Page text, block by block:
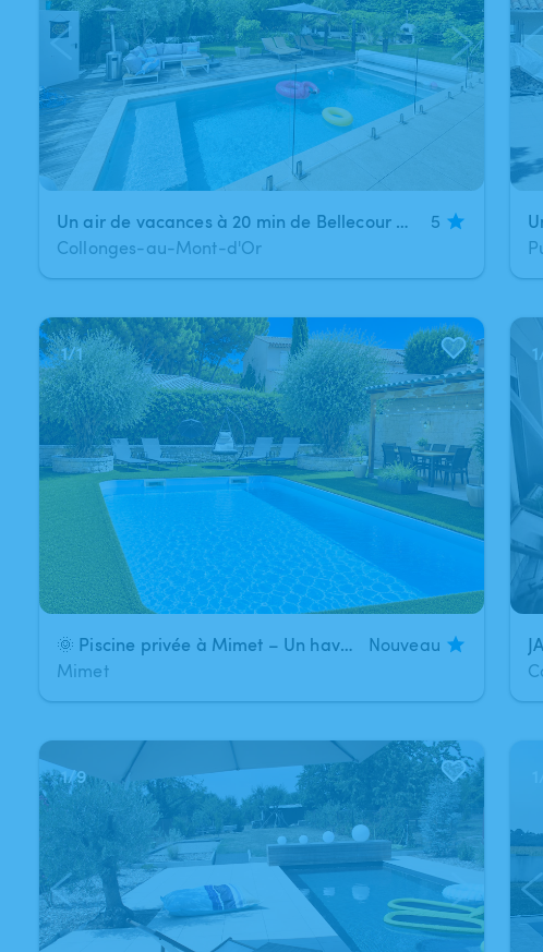
Un air de vacances à 20 min de Bellecour 🌴☀️
5
Collonges-au-Mont-d'Or
1/1
🌞 Piscine privée à Mimet – Un havre de paix entre Aix-en-Provence et Marseille
Nouveau
Mimet
1
1/9